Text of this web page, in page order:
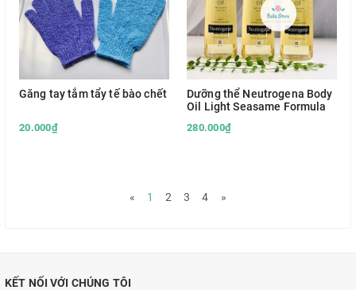
Găng tay tắm tẩy tế bào chết
20.000₫
Dưỡng thể Neutrogena Body
Oil Light Seasame Formula
280.000₫
« 1 2 3 4 »
KẾT NỐI VỚI CHÚNG TÔI